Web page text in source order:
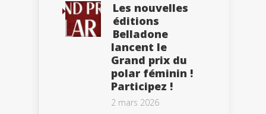
Les nouvelles
éditions
Belladone
lancent le
Grand prix du
polar féminin !
Participez !
2 mars 2026